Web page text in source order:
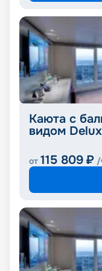
Каюта с
видом
от 115 809 ₽ /